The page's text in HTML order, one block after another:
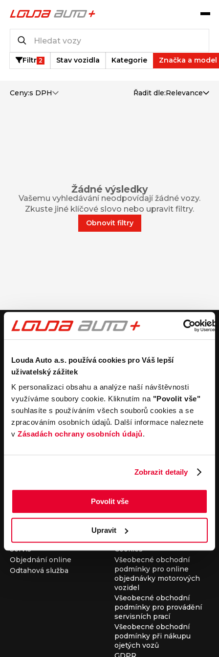
Louda Auto a.s. používá cookies pro Váš lepší
uživatelský zážitek
K personalizaci obsahu a analýze naší návštěvnosti
využíváme soubory cookie. Kliknutím na "Povolit vše"
souhlasíte s používáním všech souborů cookies a se
zpracováním osobních údajů. Další informace naleznete
v Zásadách ochrany osobních údajů.
Zobrazit detaily
Povolit vše
Upravit
Filtr 2 Stav vozidla Kategorie Značka a model
Ceny:s DPH Řadit dle:Relevance
Žádné výsledky
Vašemu vyhledávání neodpovídají žádné vozy.
Zkuste jiné klíčové slovo nebo upravit filtry.
Obnovit filtry
V případě dotazů volejte číslo nonstop infolinky
+420 325 400 400
nebo nám napište na e-mailauto@louda.cz
Koupit vůz
Koupit nový vůz
Koupit ojetý vůz
Koupit užitkový vůz
Koupit obytný vůz
Prodat vůz
Nezávazně ocenit
Průběh výkupu vozu
Louda Auto+ Poděbrady
Novinky
Kariéra
Servis
Objednání online
Odtahová služba
Důležité odkazy
Cookies
Všeobecné obchodní
podmínky pro online
objednávky motorových
vozidel
Všeobecné obchodní
podmínky pro provádění
servisních prací
Všeobecné obchodní
podmínky při nákupu
ojetých vozů